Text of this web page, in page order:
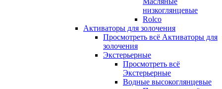
низкоглянцевые
Rolco
Активаторы для золочения
Просмотреть всё Активаторы для
золочения
Экстерьерные
Просмотреть всё
Экстерьерные
Водные высокоглянцевые